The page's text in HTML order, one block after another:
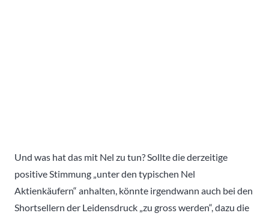
Und was hat das mit Nel zu tun? Sollte die derzeitige
positive Stimmung „unter den typischen Nel
Aktienkäufern“ anhalten, könnte irgendwann auch bei den
Shortsellern der Leidensdruck „zu gross werden“, dazu die